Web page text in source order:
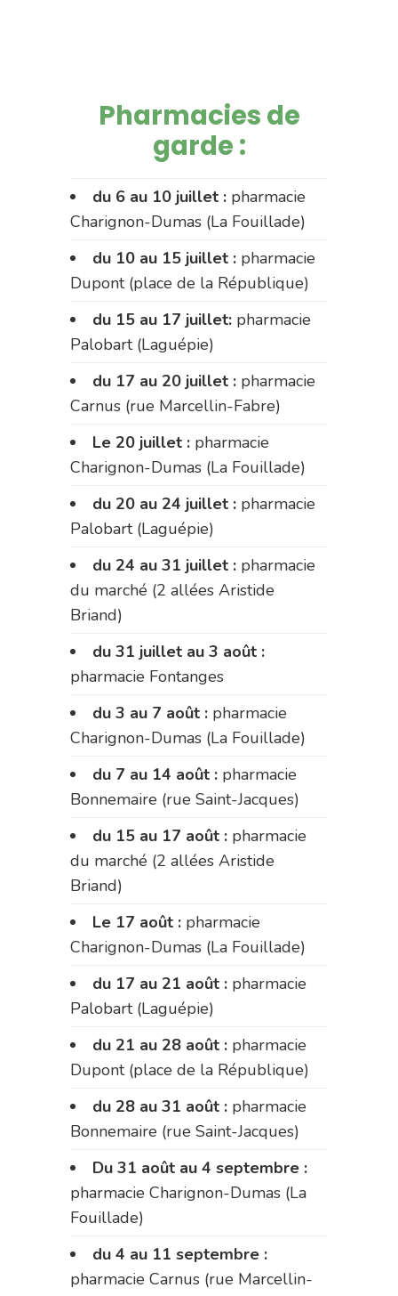
Pharmacies de
garde :
du 6 au 10 juillet : pharmacie
Charignon-Dumas (La Fouillade)
du 10 au 15 juillet : pharmacie
Dupont (place de la République)
du 15 au 17 juillet: pharmacie
Palobart (Laguépie)
du 17 au 20 juillet : pharmacie
Carnus (rue Marcellin-Fabre)
Le 20 juillet : pharmacie
Charignon-Dumas (La Fouillade)
du 20 au 24 juillet : pharmacie
Palobart (Laguépie)
du 24 au 31 juillet : pharmacie
du marché (2 allées Aristide
Briand)
du 31 juillet au 3 août :
pharmacie Fontanges
du 3 au 7 août : pharmacie
Charignon-Dumas (La Fouillade)
du 7 au 14 août : pharmacie
Bonnemaire (rue Saint-Jacques)
du 15 au 17 août : pharmacie
du marché (2 allées Aristide
Briand)
Le 17 août : pharmacie
Charignon-Dumas (La Fouillade)
du 17 au 21 août : pharmacie
Palobart (Laguépie)
du 21 au 28 août : pharmacie
Dupont (place de la République)
du 28 au 31 août : pharmacie
Bonnemaire (rue Saint-Jacques)
Du 31 août au 4 septembre :
pharmacie Charignon-Dumas (La
Fouillade)
du 4 au 11 septembre :
pharmacie Carnus (rue Marcellin-